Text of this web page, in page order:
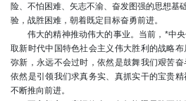
险、不怕困难、矢志不渝、奋发图强的思想基
验，战胜困难，朝着既定目标奋勇前进。
伟大的精神推动伟大的事业。当前，*中
取新时代中国特色社会主义伟大胜利的战略
弥新，永远不会过时，依然是鼓舞我们艰苦奋
依然是引领我们求真务实、真抓实干的宝贵
不断推向前进。